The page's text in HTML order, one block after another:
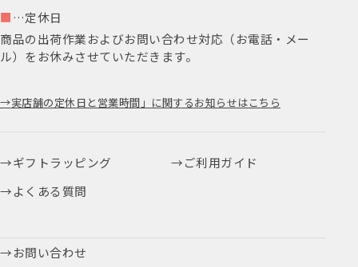
■ …定休日
商品の出荷作業およびお問い合わせ対応（お電話・メー
ル）をお休みさせていただきます。
実店舗の定休日と営業時間」に関するお知らせはこちら
ギフトラッピング
ご利用ガイド
よくある質問
お問い合わせ